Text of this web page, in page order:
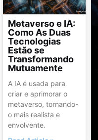
Metaverso e IA:
Como As Duas
Tecnologias
Estão se
Transformando
Mutuamente
A IA é usada para
criar e aprimorar o
metaverso, tornando-
o mais realista e
envolvente.